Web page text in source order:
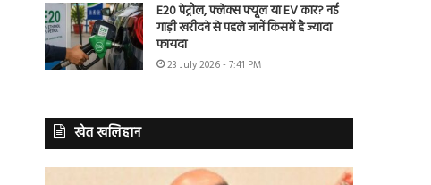
E20 पेट्रोल, फ्लेक्स फ्यूल या EV कार? नई
गाड़ी खरीदने से पहले जानें किसमें है ज्यादा
फायदा
23 July 2026 - 7:41 PM
खेत खलिहान